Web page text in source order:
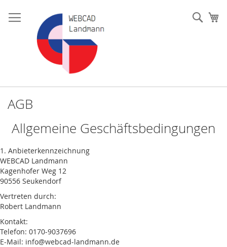
to
Content
AGB
Allgemeine Geschäftsbedingungen
1. Anbieterkennzeichnung
WEBCAD Landmann
Kagenhofer Weg 12
90556 Seukendorf
Vertreten durch:
Robert Landmann
Kontakt:
Telefon: 0170-9037696
E-Mail: info@webcad-landmann.de